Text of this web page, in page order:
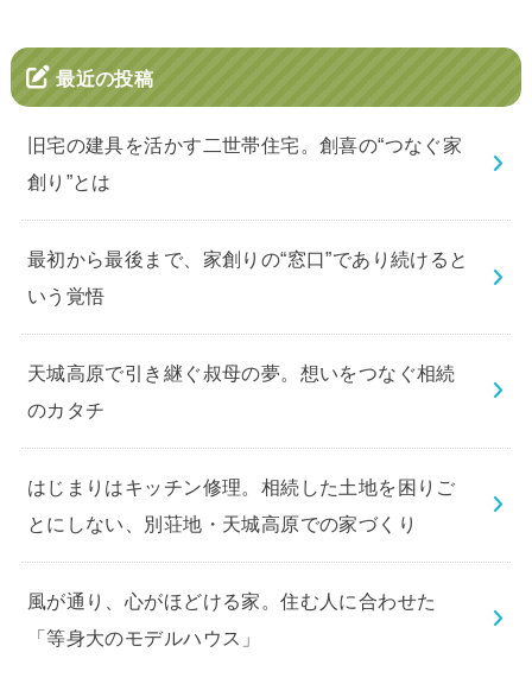
最近の投稿
旧宅の建具を活かす二世帯住宅。創喜の“つなぐ家
創り”とは
最初から最後まで、家創りの“窓口”であり続けると
いう覚悟
天城高原で引き継ぐ叔母の夢。想いをつなぐ相続
のカタチ
はじまりはキッチン修理。相続した土地を困りご
とにしない、別荘地・天城高原での家づくり
風が通り、心がほどける家。住む人に合わせた
「等身大のモデルハウス」